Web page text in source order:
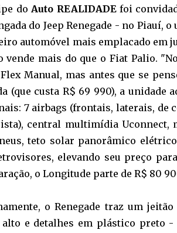
doAuto REALIDADEfoi
do Jeep Renegade - no Piauí,
automóvel mais emplacado em
vende mais do que o Fiat Palio.
Manual, mas antes que se
(que custa R$ 69 990), a unidade
7 airbags (frontais, laterais, de
central multimídia Uconnect,
teto solar panorâmico
elevando seu preço
o Longitude parte de R$ 80
o Renegade traz um
e detalhes em plástico preto -